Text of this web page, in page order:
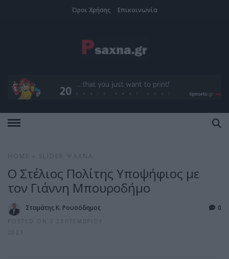
Όροι Χρήσης Επικοινωνία
HOME SLIDER ΨΑΧΝΆ
Ο Στέλιος Πολίτης Υποψήφιος με
τον Γιάννη Μπουροδήμο
Σταμάτης Κ. Ρουσόδημος
POSTED ON 2 ΣΕΠΤΕΜΒΡΊΟΥ
2023
0